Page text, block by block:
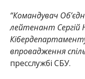
“Командувач
лейтенант Сергій
впровадження
пресслужбі СБУ.